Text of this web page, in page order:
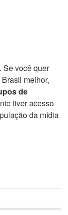
Se você quer
melhor,
de
tiver acesso
da mídia